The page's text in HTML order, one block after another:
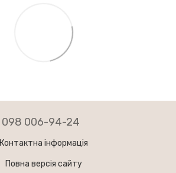
098 006-94-24
Контактна інформація
Повна версія сайту